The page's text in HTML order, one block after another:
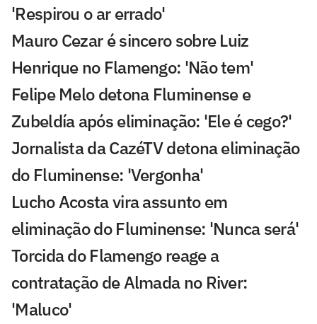
'Respirou o ar errado'
Mauro Cezar é sincero sobre Luiz
Henrique no Flamengo: 'Não tem'
Felipe Melo detona Fluminense e
Zubeldía após eliminação: 'Ele é cego?'
Jornalista da CazéTV detona eliminação
do Fluminense: 'Vergonha'
Lucho Acosta vira assunto em
eliminação do Fluminense: 'Nunca será'
Torcida do Flamengo reage a
contratação de Almada no River:
'Maluco'